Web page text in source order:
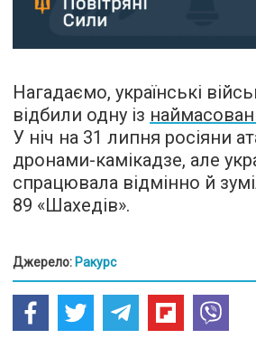
Нагадаємо, українські
відбили одну із
У ніч на 31 липня росіяни
дронами-камікадзе, але
спрацювала відмінно й
89 «Шахедів».
Джерело: Ракурс